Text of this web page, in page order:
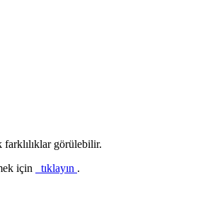
görülebilir.
için tıklayın .